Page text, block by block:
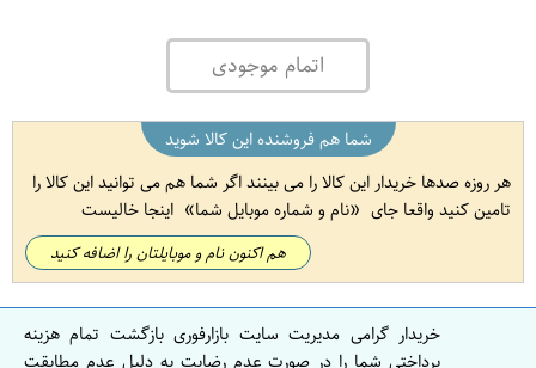
اتمام موجودی
شما هم فروشنده این کالا شوید
هر روزه صدها خریدار این کالا را می بینند اگر شما هم می توانید این کالا را
تامین کنید واقعا جای
نام و شماره موبایل شما اینجا خالیست
هم اکنون نام و موبایلتان را اضافه کنید
خریدار گرامی مدیریت سایت بازارفوری بازگشت تمام هزینه
پرداختی شما را در صورت عدم رضایت به دلیل عدم مطابقت